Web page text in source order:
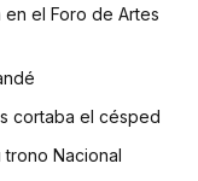
el Foro de Artes
cortaba el césped
Nacional